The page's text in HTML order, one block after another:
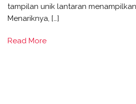
tampilan unik lantaran
Menariknya, […]
Read More